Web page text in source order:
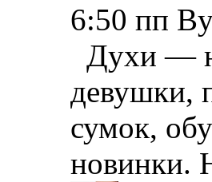
6:50 пп
Духи —
девушки,
сумок,
новинки.